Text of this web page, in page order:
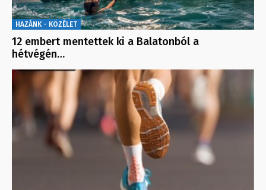
HAZÁNK - KÖZÉLET
12 embert mentettek ki a Balatonból a
hétvégén…